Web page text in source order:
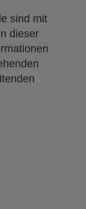
sind mit
dieser